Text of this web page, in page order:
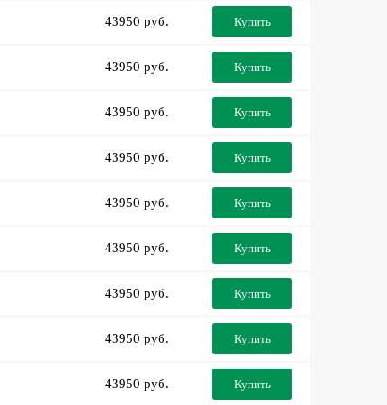
43950 руб. Купить
43950 руб. Купить
43950 руб. Купить
43950 руб. Купить
43950 руб. Купить
43950 руб. Купить
43950 руб. Купить
43950 руб. Купить
43950 руб. Купить